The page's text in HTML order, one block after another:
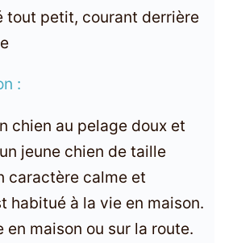
tout petit, courant derrière
:
chien au pelage doux et
jeune chien de taille
caractère calme et
habitué à la vie en maison.
en maison ou sur la route.